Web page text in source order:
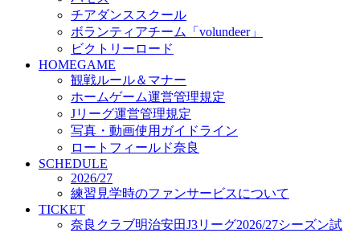
観戦ルール＆マナー
FANCOMMUNITY
2026/27ファンコミュニティ
サポートショップ
GOODS
オフィシャルストア（実店舗）
オンラインストア
ACADEMY
アカデミーについて
プロジェクト
コーチ&スタッフ
ジュニア
ジュニアユース
ユース
チアダンススクール
ボランティアチーム「volundeer」
ビクトリーロード
HOMEGAME
観戦ルール＆マナー
ホームゲーム運営管理規定
Jリーグ運営管理規定
写真・動画使用ガイドライン
ロートフィールド奈良
SCHEDULE
2026/27
練習見学時のファンサービスについて
TICKET
奈良クラブ明治安田J3リーグ2026/27シーズン試